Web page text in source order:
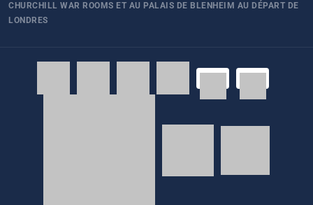
CHURCHILL WAR ROOMS ET AU PALAIS DE BLENHEIM AU DÉPART DE
LONDRES